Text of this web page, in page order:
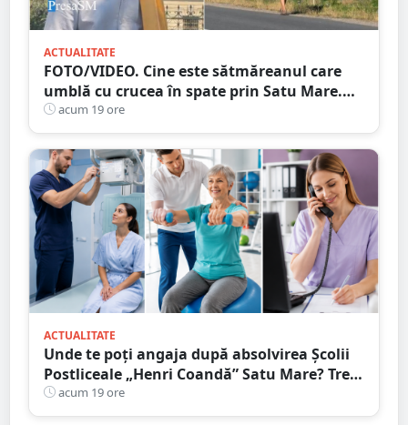
ACTUALITATE
FOTO/VIDEO. Cine este sătmăreanul care
umblă cu crucea în spate prin Satu Mare.
De ce face acest gest
acum 19 ore
ACTUALITATE
Unde te poți angaja după absolvirea Școlii
Postliceale „Henri Coandă” Satu Mare? Trei
calificări medicale, numeroase oportunități
de carieră
acum 19 ore